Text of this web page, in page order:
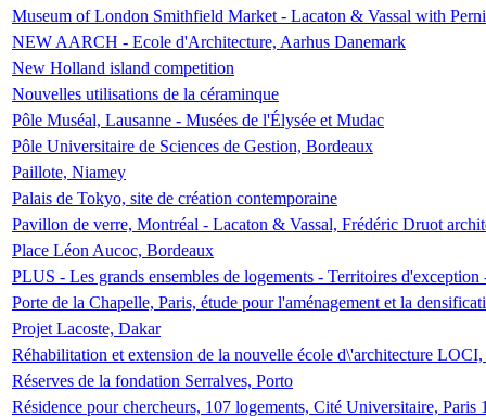
Museum of London Smithfield Market - Lacaton & Vassal with
NEW AARCH - Ecole d'Architecture, Aarhus Danemark
New Holland island competition
Nouvelles utilisations de la céraminque
Pôle Muséal, Lausanne - Musées de l'Élysée et Mudac
Pôle Universitaire de Sciences de Gestion, Bordeaux
Paillote, Niamey
Palais de Tokyo, site de création contemporaine
Pavillon de verre, Montréal - Lacaton & Vassal, Frédéric Druot
Place Léon Aucoc, Bordeaux
PLUS - Les grands ensembles de logements - Territoires
Porte de la Chapelle, Paris, étude pour l'aménagement et la
Projet Lacoste, Dakar
Réhabilitation et extension de la nouvelle école d\'architecture
Réserves de la fondation Serralves, Porto
Résidence pour chercheurs, 107 logements, Cité Universitaire, Paris